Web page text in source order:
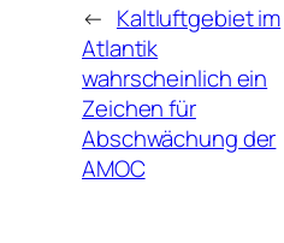
← Kaltluftgebiet im
Atlantik
wahrscheinlich ein
Zeichen für
Abschwächung der
AMOC